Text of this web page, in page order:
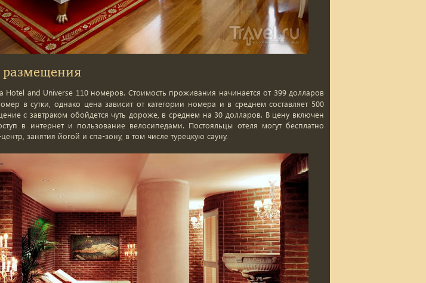
размещения
Hotel and Universe 110 номеров. Стоимость проживания начинается от 399 долларов
в сутки, однако цена зависит от категории номера и в среднем составляет 500
с завтраком обойдется чуть дороже, в среднем на 30 долларов. В цену включен
в интернет и пользование велосипедами. Постояльцы отеля могут бесплатно
занятия йогой и спа-зону, в том числе турецкую сауну.